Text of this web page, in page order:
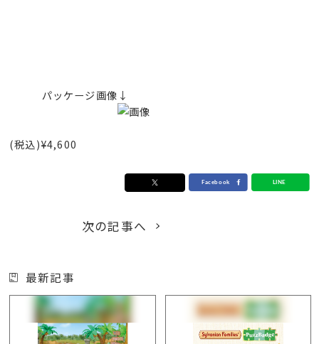
パッケージ画像↓
(税込)¥4,600
次の記事へ
最新記事